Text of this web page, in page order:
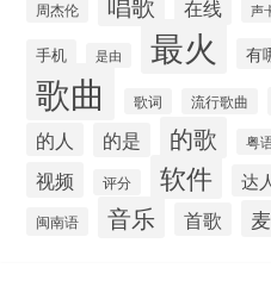
周杰伦 在线 声
手机 是由 最火 有
歌曲 歌词 流行歌曲
的人 的是 的歌 粤
视频 评分 软件 达
闽南语 音乐 首歌